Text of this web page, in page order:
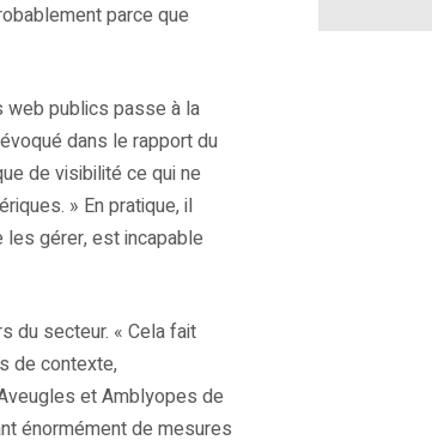
parce que
publics passe à la
dans le rapport du
de visibilité ce qui ne
» En pratique, il
gérer, est incapable
du secteur. « Cela fait
de contexte,
et Amblyopes de
énormément de mesures